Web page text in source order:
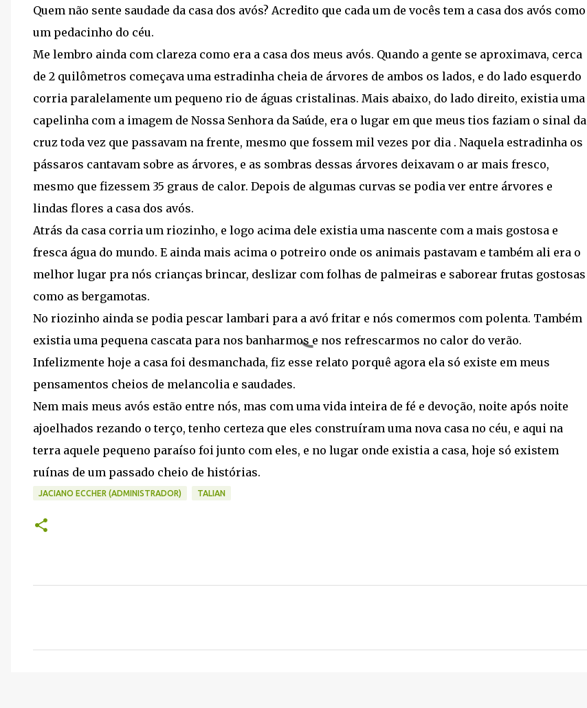
Quem não sente saudade da casa dos avós? Acredito que cada um de vocês tem a casa dos avós como
um pedacinho do céu.
Me lembro ainda com clareza como era a casa dos meus avós. Quando a gente se aproximava, cerca
de 2 quilômetros começava uma estradinha cheia de árvores de ambos os lados, e do lado esquerdo
corria paralelamente um pequeno rio de águas cristalinas. Mais abaixo, do lado direito, existia uma
capelinha com a imagem de Nossa Senhora da Saúde, era o lugar em que meus tios faziam o sinal da
cruz toda vez que passavam na frente, mesmo que fossem mil vezes por dia . Naquela estradinha os
pássaros cantavam sobre as árvores, e as sombras dessas árvores deixavam o ar mais fresco,
mesmo que fizessem 35 graus de calor. Depois de algumas curvas se podia ver entre árvores e
lindas flores a casa dos avós.
Atrás da casa corria um riozinho, e logo acima dele existia uma nascente com a mais gostosa e
fresca água do mundo. E ainda mais acima o potreiro onde os animais pastavam e também ali era o
melhor lugar pra nós crianças brincar, deslizar com folhas de palmeiras e saborear frutas gostosas
como as bergamotas.
No riozinho ainda se podia pescar lambari para a avó fritar e nós comermos com polenta. Também
existia uma pequena cascata para nos banharmos e nos refrescarmos no calor do verão.
Infelizmente hoje a casa foi desmanchada, fiz esse relato porquê agora ela só existe em meus
pensamentos cheios de melancolia e saudades.
Nem mais meus avós estão entre nós, mas com uma vida inteira de fé e devoção, noite após noite
ajoelhados rezando o terço, tenho certeza que eles construíram uma nova casa no céu, e aqui na
terra aquele pequeno paraíso foi junto com eles, e no lugar onde existia a casa, hoje só existem
ruínas de um passado cheio de histórias.
JACIANO ECCHER (ADMINISTRADOR) TALIAN